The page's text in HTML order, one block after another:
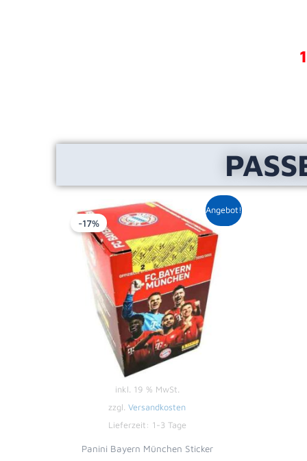
Angebot!
-17%
inkl. 19 % MwSt.
zzgl. Versandkosten
Lieferzeit: 1-3 Tage
Panini Bayern München Sticker
Ursprünglicher
Preis
war:
54,00 €
Aktueller
Preis
ist:
44,95 €.